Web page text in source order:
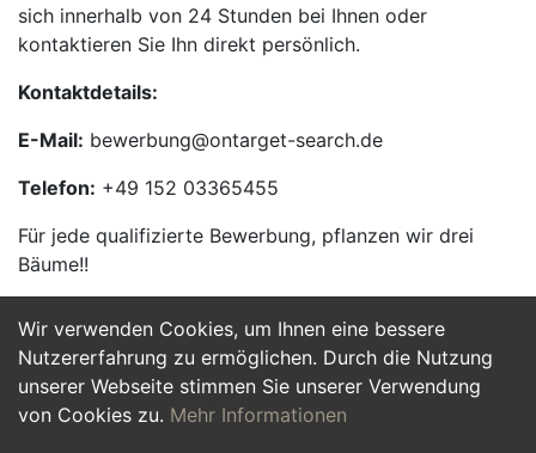
Wir verwenden Cookies, um Ihnen eine bessere
Nutzererfahrung zu ermöglichen. Durch die Nutzung
unserer Webseite stimmen Sie unserer Verwendung
von Cookies zu. Mehr Informationen
sich innerhalb von 24 Stunden bei Ihnen oder
kontaktieren Sie Ihn direkt persönlich.
Kontaktdetails:
E-Mail: bewerbung@ontarget-search.de
Telefon: +49 152 03365455
Für jede qualifizierte Bewerbung, pflanzen wir drei
Bäume!!
Jetzt Bewerben